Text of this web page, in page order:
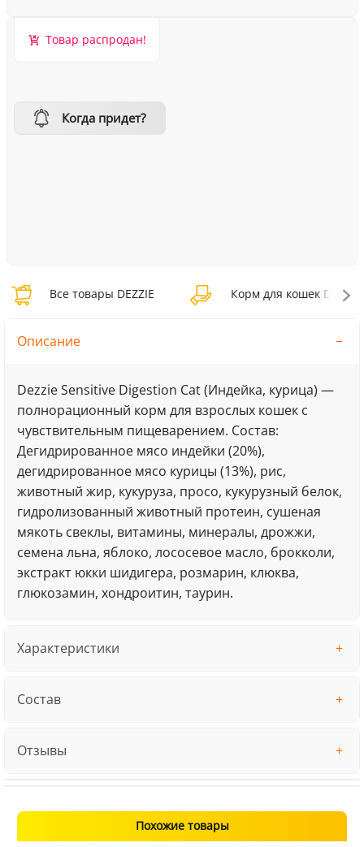
Товар распродан!
Когда придет?
Все товары DEZZIE Корм для кошек DEZZIE
Описание
Dezzie Sensitive Digestion Cat (Индейка, курица) —
полнорационный корм для взрослых кошек с
чувствительным пищеварением. Состав:
Дегидрированное мясо индейки (20%),
дегидрированное мясо курицы (13%), рис,
животный жир, кукуруза, просо, кукурузный белок,
гидролизованный животный протеин, сушеная
мякоть свеклы, витамины, минералы, дрожжи,
семена льна, яблоко, лососевое масло, брокколи,
экстракт юкки шидигера, розмарин, клюква,
глюкозамин, хондроитин, таурин.
Характеристики
Состав
Отзывы
Похожие товары